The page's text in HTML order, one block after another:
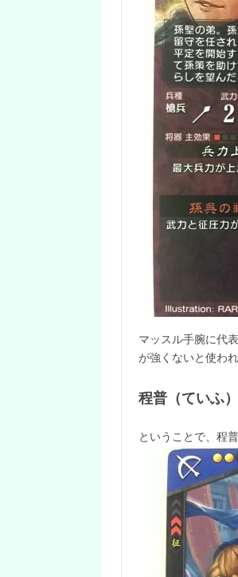
マッスル手腕に代
が強くないと使わ
程普（ていふ
ということで、程